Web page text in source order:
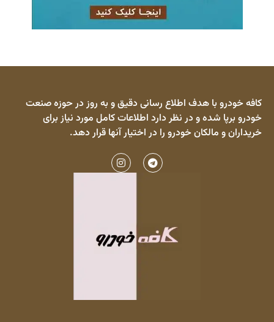
کافه خودرو با هدف اطلاع رسانی دقیق و به روز در حوزه صنعت
خودرو برپا شده و در نظر دارد اطلاعات کامل مورد نیاز برای
خریداران و مالکان خودرو را در اختیار آنها قرار دهد.